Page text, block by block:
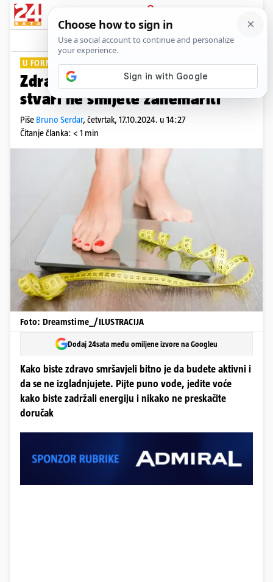
PRIJAVA
Lifestyle Komentari
U FORMI BEZ MUKE
Zdravo mršavljenje: Ove četiri
stvari ne smijete zanemariti
Piše Bruno Serdar, četvrtak, 17.10.2024. u 14:27
Čitanje članka: < 1 min
Foto: Dreamstime_/ILUSTRACIJA
Dodaj 24sata među omiljene izvore na Googleu
Kako biste zdravo smršavjeli bitno je da budete aktivni i
da se ne izgladnjujete. Pijte puno vode, jedite voće
kako biste zadržali energiju i nikako ne preskačite
doručak